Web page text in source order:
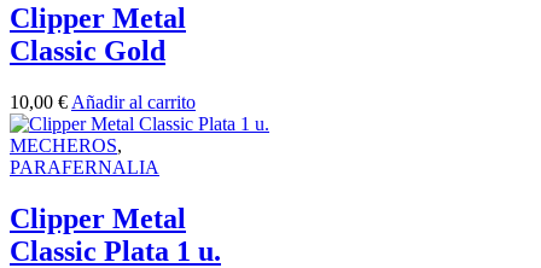
Clipper Metal
Classic Gold
10,00 € Añadir al carrito
MECHEROS,
PARAFERNALIA
Clipper Metal
Classic Plata 1 u.